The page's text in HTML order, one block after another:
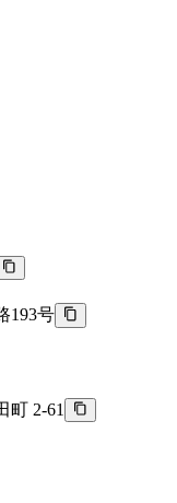
193号
町 2-61